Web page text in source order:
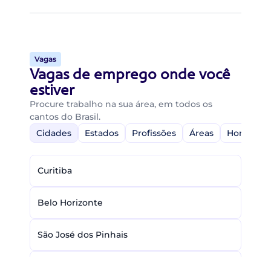
Vagas
Vagas de emprego onde você
estiver
Procure trabalho na sua área, em todos os
cantos do Brasil.
Cidades
Estados Profissões Áreas Home-
Curitiba
Belo Horizonte
São José dos Pinhais